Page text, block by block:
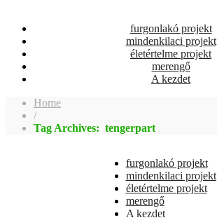
furgonlakó projekt
mindenkilaci projekt
életértelme projekt
merengő
A kezdet
Home
/
Tag Archives: tengerpart
furgonlakó projekt
mindenkilaci projekt
életértelme projekt
merengő
A kezdet